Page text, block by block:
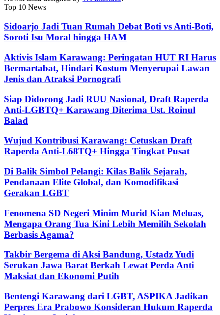
Top 10 News
Sidoarjo Jadi Tuan Rumah Debat Boti vs Anti-Boti,
Soroti Isu Moral hingga HAM
Aktivis Islam Karawang: Peringatan HUT RI Harus
Bermartabat, Hindari Kostum Menyerupai Lawan
Jenis dan Atraksi Pornografi
Siap Didorong Jadi RUU Nasional, Draft Raperda
Anti-LGBTQ+ Karawang Diterima Ust. Roinul
Balad
Wujud Kontribusi Karawang: Cetuskan Draft
Raperda Anti-L68TQ+ Hingga Tingkat Pusat
Di Balik Simbol Pelangi: Kilas Balik Sejarah,
Pendanaan Elite Global, dan Komodifikasi
Gerakan LGBT
Fenomena SD Negeri Minim Murid Kian Meluas,
Mengapa Orang Tua Kini Lebih Memilih Sekolah
Berbasis Agama?
Takbir Bergema di Aksi Bandung, Ustadz Yudi
Serukan Jawa Barat Berkah Lewat Perda Anti
Maksiat dan Ekonomi Putih
Bentengi Karawang dari LGBT, ASPIKA Jadikan
Perpres Era Prabowo Konsideran Hukum Raperda